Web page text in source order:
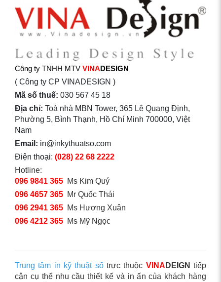
Công ty TNHH MTV VINADESIGN
( Công ty CP VINADESIGN )
Mã số thuế: 030 567 45 18
Địa chỉ: Toà nhà MBN Tower, 365 Lê Quang Định,
Phường 5, Bình Thạnh, Hồ Chí Minh 700000, Việt
Nam
Email: in@inkythuatso.com
Điện thoại: (028) 22 68 2222
Hotline:
096 9841 365 Ms Kim Quý
096 4657 365 Mr Quốc Thái
096 2941 365 Ms Hương Xuân
096 4212 365 Ms Mỹ Ngọc
Trung tâm in kỹ thuật sốtrực thuộc VINA DEIGN tiếp
cận cụ thể nhu cầu thiết kế và in ấn của khách hàng